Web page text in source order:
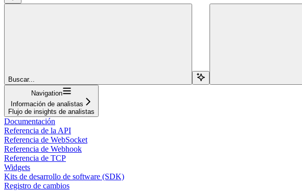
Buscar...
Navigation
Información de analistas
Flujo de insights de analistas
Documentación
Referencia de la API
Referencia de WebSocket
Referencia de Webhook
Referencia de TCP
Widgets
Kits de desarrollo de software (SDK)
Registro de cambios